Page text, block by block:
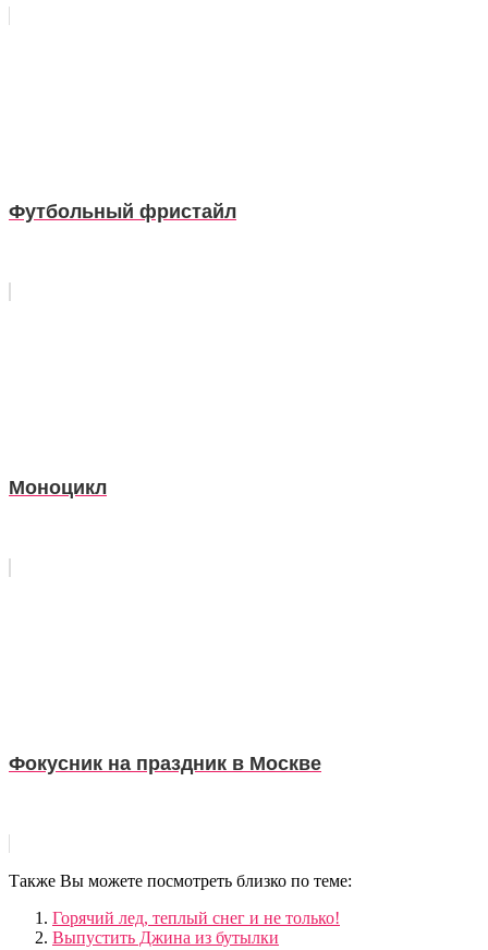
Футбольный фристайл
Моноцикл
Фокусник на праздник в Москве
Также Вы можете посмотреть близко по теме:
Горячий лед, теплый снег и не только!
Выпустить Джина из бутылки